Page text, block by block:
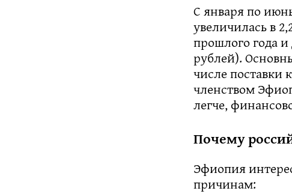
С января по
увеличилась в
прошлого года
рублей).
числе поставки
членством
легче,
Почему
Эфиопия
причинам: